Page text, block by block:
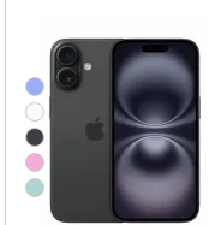
Groupe de couleurs